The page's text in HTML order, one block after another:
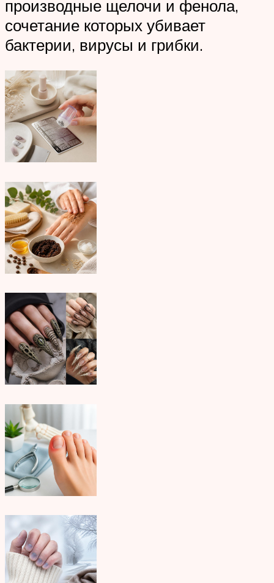
производные щелочи и фенола,
сочетание которых убивает
бактерии, вирусы и грибки.